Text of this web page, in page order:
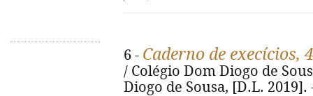
6 - Caderno de execícios,
/ Colégio Dom Diogo de
Diogo de Sousa, [D.L. 2019].